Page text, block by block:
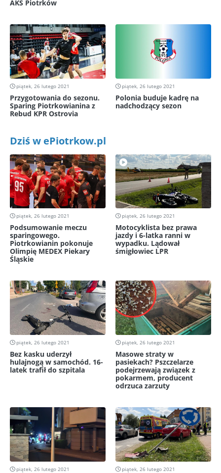
AKS Piotrków
piątek, 26 lutego 2021
Przygotowania do sezonu.
Sparing Piotrkowianina z
Rebud KPR Ostrovia
piątek, 26 lutego 2021
Polonia buduje kadrę na
nadchodzący sezon
Dziś w ePiotrkow.pl
piątek, 26 lutego 2021
Podsumowanie meczu
sparingowego.
Piotrkowianin pokonuje
Olimpię MEDEX Piekary
Śląskie
piątek, 26 lutego 2021
Motocyklista bez prawa
jazdy i 6-latka ranni w
wypadku. Lądował
śmigłowiec LPR
piątek, 26 lutego 2021
Bez kasku uderzył
hulajnogą w samochód. 16-
latek trafił do szpitala
piątek, 26 lutego 2021
Masowe straty w
pasiekach? Pszczelarze
podejrzewają związek z
pokarmem, producent
odrzuca zarzuty
piątek, 26 lutego 2021 piątek, 26 lutego 2021